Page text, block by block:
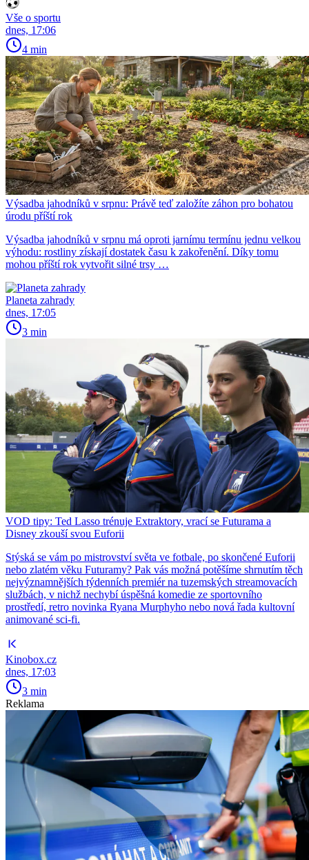
Vše o sportu
dnes, 17:06
4 min
Výsadba jahodníků v srpnu: Právě teď založíte záhon pro bohatou
úrodu příští rok
Výsadba jahodníků v srpnu má oproti jarnímu termínu jednu velkou
výhodu: rostliny získají dostatek času k zakořenění. Díky tomu
mohou příští rok vytvořit silné trsy …
Planeta zahrady
dnes, 17:05
3 min
VOD tipy: Ted Lasso trénuje Extraktory, vrací se Futurama a
Disney zkouší svou Euforii
Stýská se vám po mistrovství světa ve fotbale, po skončené Euforii
nebo zlatém věku Futuramy? Pak vás možná potěšíme shrnutím těch
nejvýznamnějších týdenních premiér na tuzemských streamovacích
službách, v nichž nechybí úspěšná komedie ze sportovního
prostředí, retro novinka Ryana Murphyho nebo nová řada kultovní
animované sci-fi.
Kinobox.cz
dnes, 17:03
3 min
Reklama